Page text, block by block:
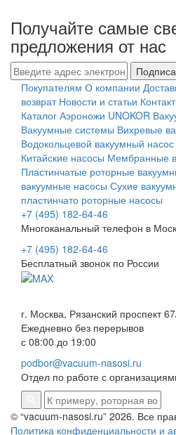
Получайте самые
предложения от нас
Покупателям О компании
возврат Новости и статьи
Каталог Аэроножи UNOKOR
Вакуумные системы Вихревые
Водокольцевой вакуумный насос
Китайские насосы Мембранные
Пластинчатые роторные
вакуумные насосы Сухие
пластинчато роторные насосы
+7 (495) 182-64-46
Многоканальный телефон в
+7 (495) 182-64-46
Бесплатный звонок по России
г. Москва, Рязанский проспект
Ежедневно без перерывов
с 08:00 до 19:00
podbor@vacuum-nasosi.ru
Отдел по работе с
© “vacuum-nasosi.ru” 2026. Все
Политика конфиденциальности и